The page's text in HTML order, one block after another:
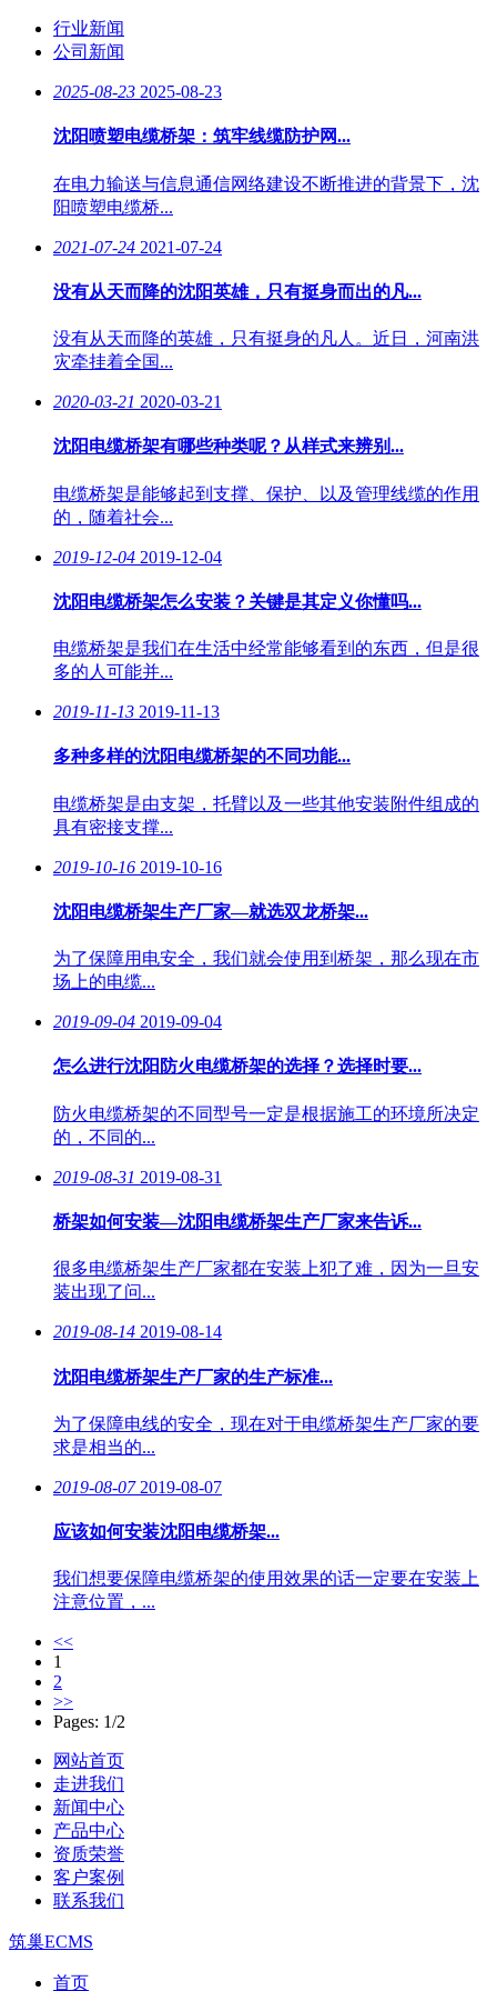
行业新闻
公司新闻
2025-08-23 2025-08-23
沈阳喷塑电缆桥架：筑牢线缆防护网...
在电力输送与信息通信网络建设不断推进的背景下，沈
阳喷塑电缆桥...
2021-07-24 2021-07-24
没有从天而降的沈阳英雄，只有挺身而出的凡...
没有从天而降的英雄，只有挺身的凡人。近日，河南洪
灾牵挂着全国...
2020-03-21 2020-03-21
沈阳电缆桥架有哪些种类呢？从样式来辨别...
电缆桥架是能够起到支撑、保护、以及管理线缆的作用
的，随着社会...
2019-12-04 2019-12-04
沈阳电缆桥架怎么安装？关键是其定义你懂吗...
电缆桥架是我们在生活中经常能够看到的东西，但是很
多的人可能并...
2019-11-13 2019-11-13
多种多样的沈阳电缆桥架的不同功能...
电缆桥架是由支架，托臂以及一些其他安装附件组成的
具有密接支撑...
2019-10-16 2019-10-16
沈阳电缆桥架生产厂家—就选双龙桥架...
为了保障用电安全，我们就会使用到桥架，那么现在市
场上的电缆...
2019-09-04 2019-09-04
怎么进行沈阳防火电缆桥架的选择？选择时要...
防火电缆桥架的不同型号一定是根据施工的环境所决定
的，不同的...
2019-08-31 2019-08-31
桥架如何安装—沈阳电缆桥架生产厂家来告诉...
很多电缆桥架生产厂家都在安装上犯了难，因为一旦安
装出现了问...
2019-08-14 2019-08-14
沈阳电缆桥架生产厂家的生产标准...
为了保障电线的安全，现在对于电缆桥架生产厂家的要
求是相当的...
2019-08-07 2019-08-07
应该如何安装沈阳电缆桥架...
我们想要保障电缆桥架的使用效果的话一定要在安装上
注意位置，...
<<
1
2
>>
Pages: 1/2
网站首页
走进我们
新闻中心
产品中心
资质荣誉
客户案例
联系我们
筑巢ECMS
首页